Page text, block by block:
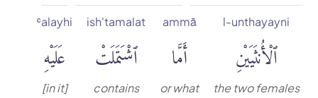
l-unthayayni
ٱلْأُنثَيَيْنِ
the two females
ammā
أَمَّا
or what
ish'tamalat
ٱشْتَمَلَتْ
contains
ʿalayhi
عَلَيْهِ
[in it]